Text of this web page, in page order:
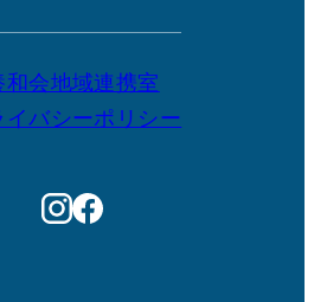
和会地域連携室
イバシーポリシー